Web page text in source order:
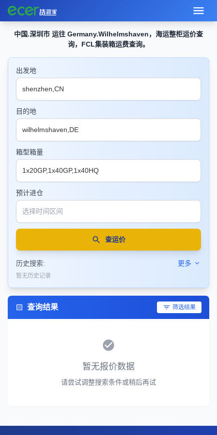
中国.深圳市 运往 Germany.Wilhelmshaven，海运整柜运价查
询，FCL集装箱运费查询。
出发地
目的地
箱型箱量
预计进仓
查运价
历史搜索: 更多
暂无历史记录
查询结果 筛选结果
暂无报价数据
请尝试调整搜索条件或稍后再试